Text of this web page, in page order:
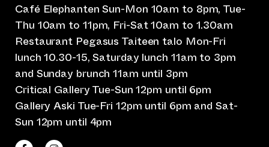
Café Elephanten Sun-Mon 10am to 8pm, Tue-
Thu 10am to 11pm, Fri-Sat 10am to 1.30am
Restaurant Pegasus Taiteen talo Mon-Fri
lunch 10.30-15, Saturday lunch 11am to 3pm
and Sunday brunch 11am until 3pm
Critical Gallery Tue-Sun 12pm until 6pm
Gallery Aski Tue-Fri 12pm until 6pm and Sat-
Sun 12pm until 4pm